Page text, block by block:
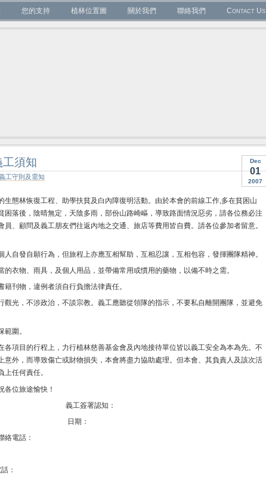
您的支持 植林位置圖 關於我們 聯絡我們 Contact Us
Dec
01
2007
須知
工守則及需知
生態林恢復工程、助學扶貧及白內障復明活動。由於本會的前線工作,多在貧困山
困落後，陰晴無定，天陰多雨，部份山路崎嶇，導致路面情況惡劣，請各位務必注
、顧問及義工朋友們往返內地之交通、旅店等費用皆自費。請各位參加者留意。
自發自願行為，但旅程上亦應互相幫助，互相忍讓，互相包容，發揮團隊精神。
衣物、雨具，及個人用品，並帶備常用或慣用的藥物，以備不時之需。
刊物，違例者須自行負擔法律責任。
觀光，不涉政治，不談宗教。義工應聽從領隊的指示，不要私自離開團隊，並避免
圍。
各項目的行程上，力行植林慈善基金會及內地接待單位皆以義工安全為本為先。不
意外，而導致傷亡或財物損失，本會將盡力協助處理。但本會、其負責人及該次活
任何責任。
各位旅途愉快！
姓名： 義工簽署認知：
：
話：